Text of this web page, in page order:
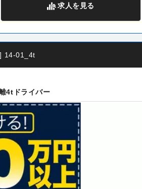
求人を見る
14-01_4t
4tドライバー